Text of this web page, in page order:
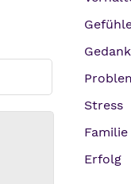
Stress
Familie
Erfolg